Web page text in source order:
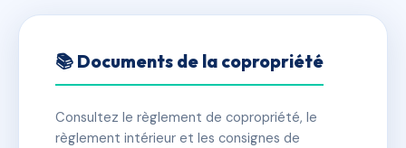
LE TAILLADE I
✓ Immatriculée 🏠 8 lots 🏗 1 bâtiment(s)
📚 Documents de la copropriété
Consultez le règlement de copropriété, le
règlement intérieur et les consignes de